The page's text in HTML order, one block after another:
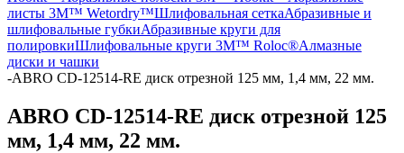
листы 3M™ Wetordry™Шлифовальная сеткаАбразивные и
шлифовальные губкиАбразивные круги для
полировкиШлифовальные круги 3M™ Roloc®Алмазные
диски и чашки
-ABRO CD-12514-RE диск отрезной 125 мм, 1,4 мм, 22 мм.
ABRO CD-12514-RE диск отрезной 125
мм, 1,4 мм, 22 мм.